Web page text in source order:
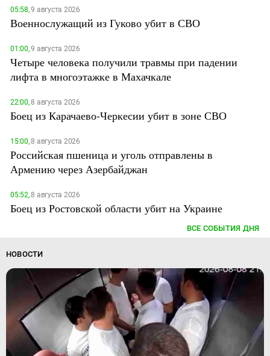
05:58,9 августа 2026
Военнослужащий из Гуково убит в СВО
01:00,9 августа 2026
Четыре человека получили травмы при падении
лифта в многоэтажке в Махачкале
22:00,8 августа 2026
Боец из Карачаево-Черкесии убит в зоне СВО
15:00,8 августа 2026
Российская пшеница и уголь отправлены в
Армению через Азербайджан
05:52,8 августа 2026
Боец из Ростовской области убит на Украине
ВСЕ СОБЫТИЯ ДНЯ
НОВОСТИ